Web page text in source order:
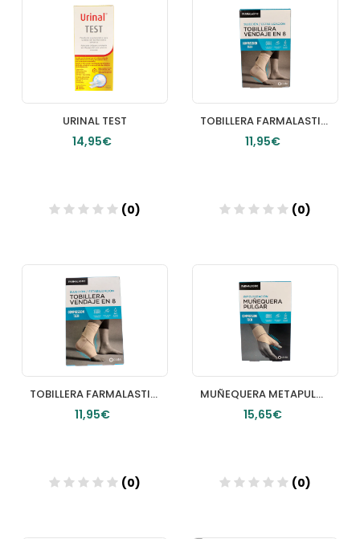
URINAL TEST
14,95€
(0)
Añadir
TOBILLERA FARMALASTIC INNOVA 1 UNIDAD TALLA MEDIANA
11,95€
(0)
TOBILLERA FARMALASTIC INNOVA 1 UNIDAD TALLA GRANDE
11,95€
(0)
MUÑEQUERA METAPULGAR INNOVA FARMALASTIC T 2
15,65€
(0)